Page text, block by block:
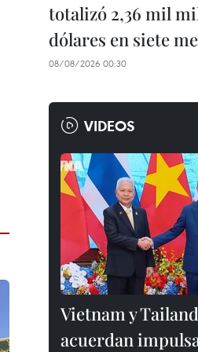
totalizó 2,36 mil
dólares en siete
08/08/2026 00:30
VIDEOS
Vietnam y
acuerdan